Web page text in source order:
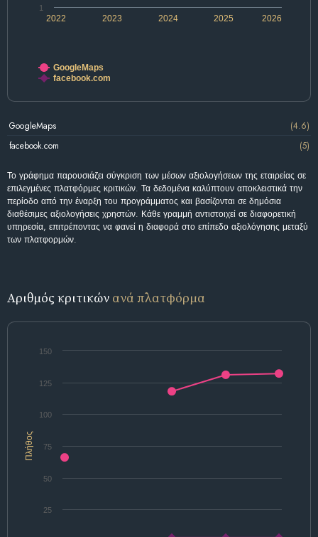
2022 2024 2026
2023 2025
1
GoogleMaps
facebook.com
GoogleMaps
(4.6)
facebook.com
(5)
Το γράφημα παρουσιάζει σύγκριση των μέσων αξιολογήσεων της εταιρείας σε
επιλεγμένες πλατφόρμες κριτικών. Τα δεδομένα καλύπτουν αποκλειστικά την
περίοδο από την έναρξη του προγράμματος και βασίζονται σε δημόσια
διαθέσιμες αξιολογήσεις χρηστών. Κάθε γραμμή αντιστοιχεί σε διαφορετική
υπηρεσία, επιτρέποντας να φανεί η διαφορά στο επίπεδο αξιολόγησης μεταξύ
των πλατφορμών.
Αριθμός κριτικών ανά πλατφόρμα
Πλήθος
25
50
75
100
125
150